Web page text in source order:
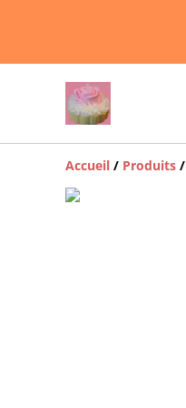
Accueil / Produits /